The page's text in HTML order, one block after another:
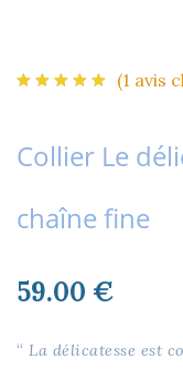
(1 avis
Collier Le
chaîne fine
59.00 €
“ La délicatesse est